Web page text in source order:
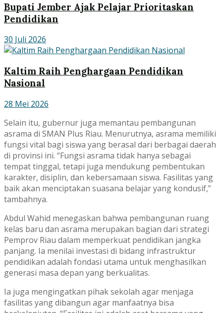
Bupati Jember Ajak Pelajar Prioritaskan
Pendidikan
30 Juli 2026
Kaltim Raih Penghargaan Pendidikan
Nasional
28 Mei 2026
Selain itu, gubernur juga memantau pembangunan
asrama di SMAN Plus Riau. Menurutnya, asrama memiliki
fungsi vital bagi siswa yang berasal dari berbagai daerah
di provinsi ini. “Fungsi asrama tidak hanya sebagai
tempat tinggal, tetapi juga mendukung pembentukan
karakter, disiplin, dan kebersamaan siswa. Fasilitas yang
baik akan menciptakan suasana belajar yang kondusif,”
tambahnya.
Abdul Wahid menegaskan bahwa pembangunan ruang
kelas baru dan asrama merupakan bagian dari strategi
Pemprov Riau dalam memperkuat pendidikan jangka
panjang. Ia menilai investasi di bidang infrastruktur
pendidikan adalah fondasi utama untuk menghasilkan
generasi masa depan yang berkualitas.
Ia juga mengingatkan pihak sekolah agar menjaga
fasilitas yang dibangun agar manfaatnya bisa